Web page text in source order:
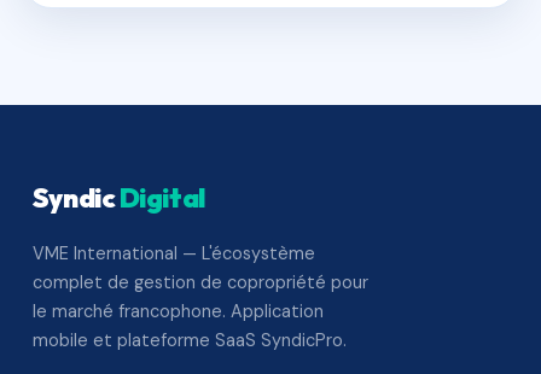
SyndicDigital
VME International — L'écosystème
complet de gestion de copropriété pour
le marché francophone. Application
mobile et plateforme SaaS SyndicPro.